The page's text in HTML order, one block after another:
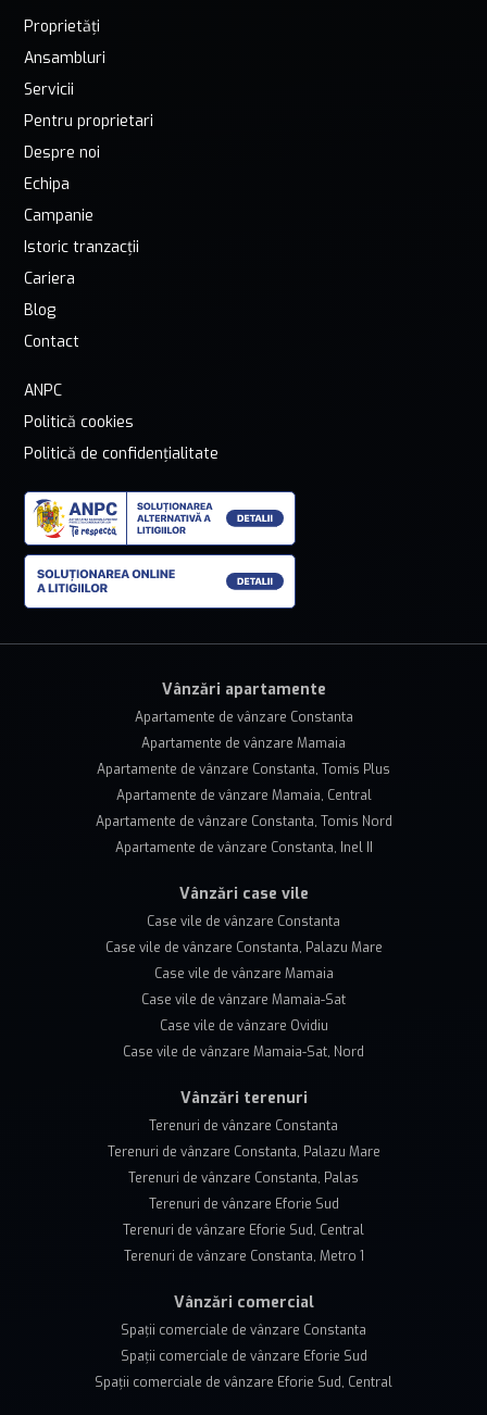
Proprietăți
Ansambluri
Servicii
Pentru proprietari
Despre noi
Echipa
Campanie
Istoric tranzacții
Cariera
Blog
Contact
ANPC
Politică cookies
Politică de confidențialitate
Vânzări apartamente
Apartamente de vânzare Constanta
Apartamente de vânzare Mamaia
Apartamente de vânzare Constanta, Tomis Plus
Apartamente de vânzare Mamaia, Central
Apartamente de vânzare Constanta, Tomis Nord
Apartamente de vânzare Constanta, Inel II
Vânzări case vile
Case vile de vânzare Constanta
Case vile de vânzare Constanta, Palazu Mare
Case vile de vânzare Mamaia
Case vile de vânzare Mamaia-Sat
Case vile de vânzare Ovidiu
Case vile de vânzare Mamaia-Sat, Nord
Vânzări terenuri
Terenuri de vânzare Constanta
Terenuri de vânzare Constanta, Palazu Mare
Terenuri de vânzare Constanta, Palas
Terenuri de vânzare Eforie Sud
Terenuri de vânzare Eforie Sud, Central
Terenuri de vânzare Constanta, Metro 1
Vânzări comercial
Spații comerciale de vânzare Constanta
Spații comerciale de vânzare Eforie Sud
Spații comerciale de vânzare Eforie Sud, Central